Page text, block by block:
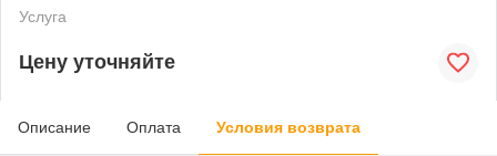
Услуга
Цену уточняйте
Описание Оплата Условия возврата